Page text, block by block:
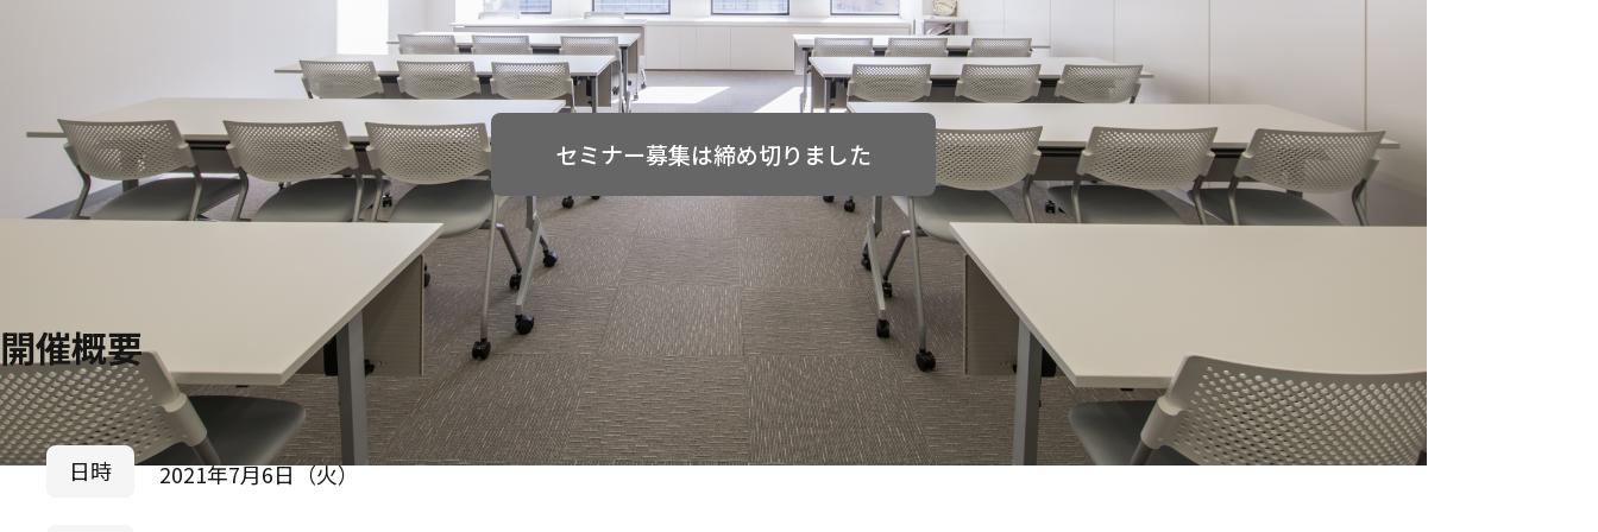
セミナー募集は締め切りました
開催概要
日時 2021年7月6日（火）